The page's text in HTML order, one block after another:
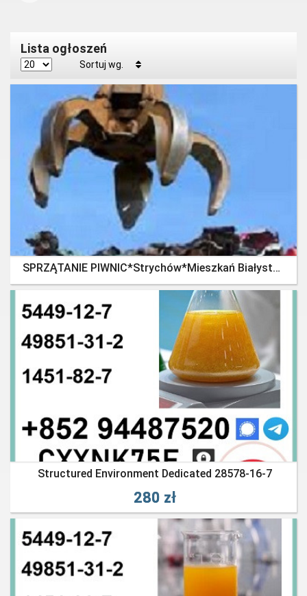
Lista ogłoszeń
Sortuj wg.
SPRZĄTANIE PIWNIC*strychów*mieszkań Białystok Okolice.
Structured Environment Dedicated 28578-16-7
280 zł